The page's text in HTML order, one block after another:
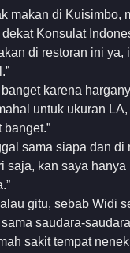
makan di Kuisimbo,
Konsulat
di restoran ini ya,
karena
untuk ukuran LA,
sama siapa dan di
saja, kan saya hanya
gitu, sebab Widi
saudara-
sakit tempat nenek